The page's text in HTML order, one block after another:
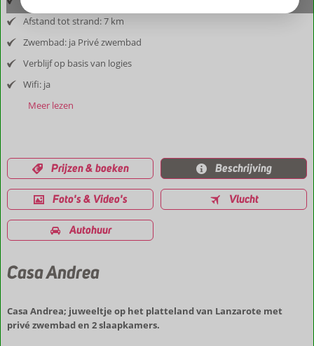
Afstand tot strand: 7 km
Zwembad: ja Privé zwembad
Verblijf op basis van logies
Wifi: ja
Meer lezen
Prijzen & boeken Beschrijving
Foto's & Video's Vlucht
Autohuur
Casa Andrea
Casa Andrea; juweeltje op het platteland van Lanzarote met
privé zwembad en 2 slaapkamers.